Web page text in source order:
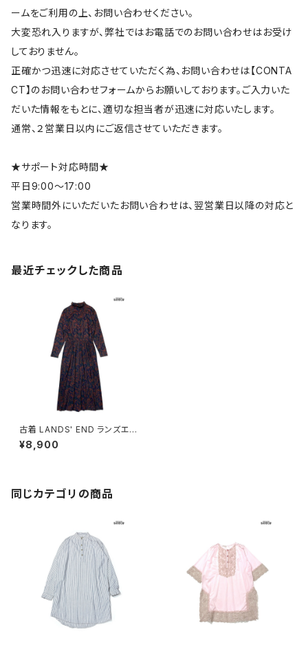
ームをご利用の上、お問い合わせください。
大変恐れ入りますが、弊社ではお電話でのお問い合わせはお受け
しておりません。
正確かつ迅速に対応させていただく為、お問い合わせは【CONTA
CT】のお問い合わせフォームからお願いしております。ご入力いた
だいた情報をもとに、適切な担当者が迅速に対応いたします。
通常、２営業日以内にご返信させていただきます。
★サポート対応時間★
平日9:00～17:00
営業時間外にいただいたお問い合わせは、翌営業日以降の対応と
なります。
最近チェックした商品
古着 LANDS' END ランズエン
ド アメリカ製 タートルネック 総
柄 ペイズリー柄 コットン100％
¥8,900
同じカテゴリの商品